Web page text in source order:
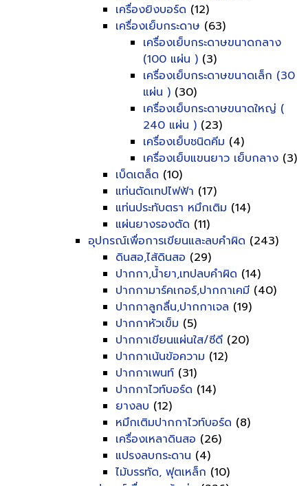
เครื่องยิงบอร์ด (12)
เครื่องเย็บกระดาษ (63)
เครื่องเย็บกระดาษขนาดกลาง
(100 แผ่น ) (3)
เครื่องเย็บกระดาษขนาดเล็ก (30
แผ่น ) (30)
เครื่องเย็บกระดาษขนาดใหญ่ (
240 แผ่น ) (23)
เครื่องเย็บชนิดคีม (4)
เครื่องเย็บแขนยาว เย็บกลาง (3)
เบ็ดเตล็ด (10)
แท่นตัดเทปไฟฟ้า (17)
แท่นประทับตรา หมึกเติม (14)
แผ่นยางรองตัด (11)
อุปกรณ์เพื่อการเขียนและลบคำผิด (243)
ดินสอ,ไส้ดินสอ (29)
ปากกา,น้ำยา,เทปลบคำผิด (14)
ปากกามาร์คเกอร์,ปากกาเคมี (40)
ปากกาลูกลื่น,ปากกาเจล (19)
ปากกาหัวเข็ม (5)
ปากกาเขียนแผ่นใส/ซีดี (20)
ปากกาเน้นข้อความ (12)
ปากกาเพนท์ (31)
ปากกาไวท์บอร์ด (14)
ยางลบ (12)
หมึกเติมปากกาไวท์บอร์ด (8)
เครื่องเหลาดินสอ (26)
แปรงลบกระดาน (4)
ไม้บรรทัด, ฟุตเหล็ก (10)